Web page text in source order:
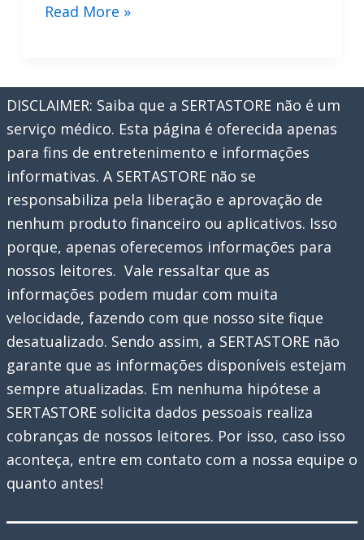
Ganhe
Fruit
Match:
Dicas
e
Estratégias
Infalíveis
Read More »
DISCLAIMER: Saiba que a SERTASTORE não é um
serviço médico. Esta página é oferecida apenas
para fins de entretenimento e informações
informativas. A SERTASTORE não se
responsabiliza pela liberação e aprovação de
nenhum produto financeiro ou aplicativos. Isso
porque, apenas oferecemos informações para
nossos leitores. Vale ressaltar que as
informações podem mudar com muita
velocidade, fazendo com que nosso site fique
desatualizado. Sendo assim, a SERTASTORE não
garante que as informações disponíveis estejam
sempre atualizadas. Em nenhuma hipótese a
SERTASTORE solicita dados pessoais realiza
cobranças de nossos leitores. Por isso, caso isso
aconteça, entre em contato com a nossa equipe o
quanto antes!